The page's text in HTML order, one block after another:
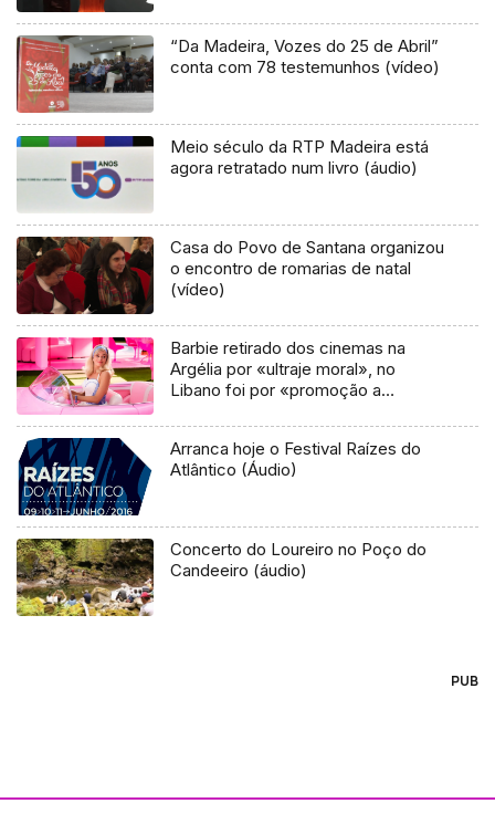
“Da Madeira, Vozes do 25 de Abril”
conta com 78 testemunhos (vídeo)
Meio século da RTP Madeira está
agora retratado num livro (áudio)
Casa do Povo de Santana organizou
o encontro de romarias de natal
(vídeo)
Barbie retirado dos cinemas na
Argélia por «ultraje moral», no
Libano foi por «promoção a
Arranca hoje o Festival Raízes do
Atlântico (Áudio)
Concerto do Loureiro no Poço do
Candeeiro (áudio)
PUB